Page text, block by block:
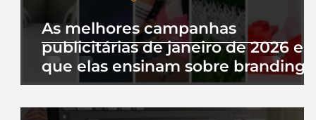
As melhores campanhas
publicitárias de janeiro de 2026 e
que elas ensinam sobre branding